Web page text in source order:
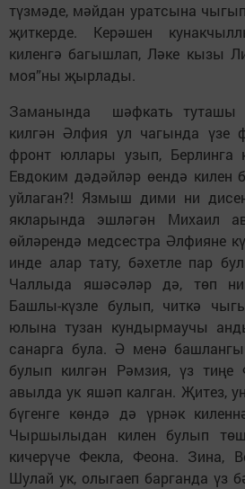
түзмәде, мәйдан уратсына
җиткерде. Керәшен
киленгә багышлап, Ләке кызы
моя”ны җырлады.
Заманында шәфкать туташы
килгән Әлфия ул чагында үзе
фронт юллары узып, Берлинга
Евдоким дәдәйләр өендә килен
уйлаган?! Язмыш дими ни
якларында эшләгән Михаил
өйләрендә медсестра Әлфияне
инде алар тату, бәхетле пар
Чаллыда яшәсәләр дә, төп
Башлы-күзле булып, читкә
юлына тузан кундырмаучы
санарга була. Ә менә
булып килгән Рәмзия, үз тиңе
авылда ук яшәп калган. Җитез,
бүгенге көндә дә үрнәк
Чыршылыдан килен булып
кичерүче Фекла, Феона. Зина,
Шулай ук, олыгаеп барганда үз